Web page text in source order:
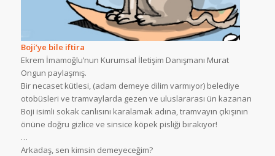
Boji’ye bile iftira
Ekrem İmamoğlu’nun Kurumsal İletişim Danışmanı Murat
Ongun paylaşmış.
Bir necaset kütlesi, (adam demeye dilim varmıyor) belediye
otobüsleri ve tramvaylarda gezen ve uluslararası ün kazanan
Boji isimli sokak canlısını karalamak adına, tramvayın çıkışının
önüne doğru gizlice ve sinsice köpek pisliği bırakıyor!
…
Arkadaş, sen kimsin demeyeceğim?